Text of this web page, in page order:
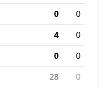
0
0
4
0
0
0
28
0